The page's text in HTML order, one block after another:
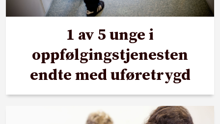
1 av 5 unge i
oppfølgingstjenesten
endte med uføretrygd